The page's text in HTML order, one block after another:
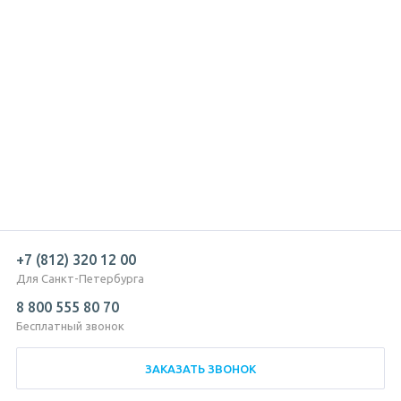
+7 (812) 320 12 00
Для Санкт-Петербурга
8 800 555 80 70
Бесплатный звонок
ЗАКАЗАТЬ ЗВОНОК